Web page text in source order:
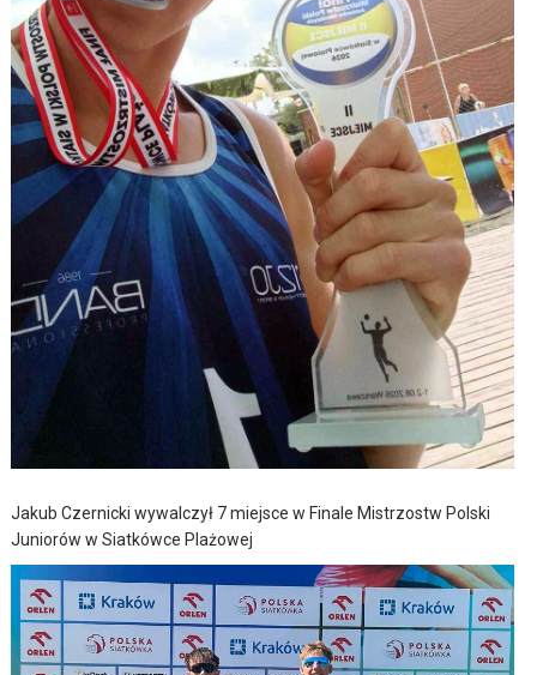
Jakub Czernicki wywalczył 7 miejsce w Finale Mistrzostw Polski
Juniorów w Siatkówce Plażowej